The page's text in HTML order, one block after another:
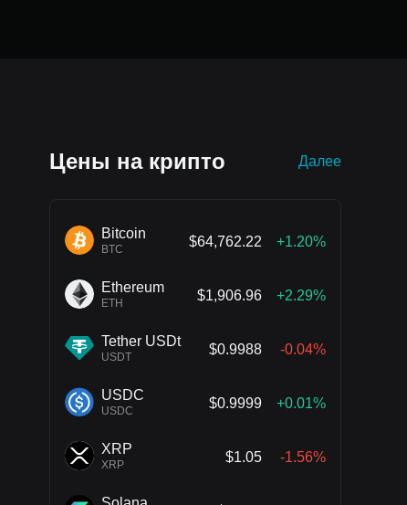
Цены на крипто Далее
Bitcoin
BTC
$64,762.22 +1.20%
Ethereum
ETH
$1,906.96 +2.29%
Tether USDt
USDT
$0.9988 -0.04%
USDC
USDC
$0.9999 +0.01%
XRP
XRP
$1.05 -1.56%